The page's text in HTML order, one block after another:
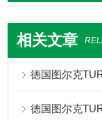
相关文章
德国图尔克
德国图尔克